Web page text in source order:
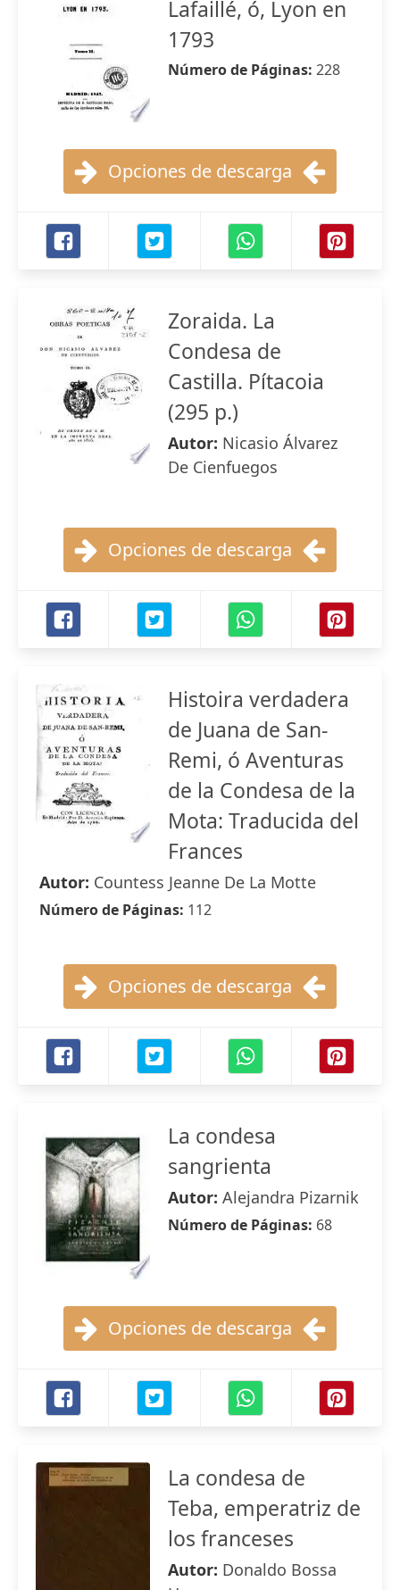
Lafaillé, ó, Lyon en
1793
Número de Páginas: 228
Opciones de descarga
Zoraida. La
Condesa de
Castilla. Pítacoia
(295 p.)
Autor: Nicasio Álvarez
De Cienfuegos
Opciones de descarga
Histoira verdadera
de Juana de San-
Remi, ó Aventuras
de la Condesa de la
Mota: Traducida del
Frances
Autor: Countess Jeanne De La Motte
Número de Páginas: 112
Opciones de descarga
La condesa
sangrienta
Autor: Alejandra Pizarnik
Número de Páginas: 68
Opciones de descarga
La condesa de
Teba, emperatriz de
los franceses
Autor: Donaldo Bossa